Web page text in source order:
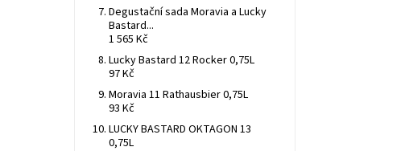
Degustační sada Moravia a Lucky
Bastard...
1 565 Kč
Lucky Bastard 12 Rocker 0,75L
97 Kč
Moravia 11 Rathausbier 0,75L
93 Kč
LUCKY BASTARD OKTAGON 13
0,75L